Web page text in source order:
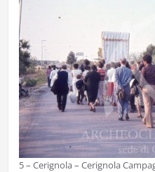
5 – Cerignola – Cerignola